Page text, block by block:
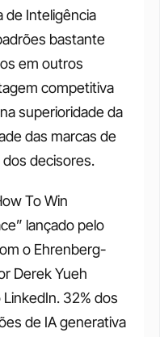
Inteligência
bastante
em outros
competitiva
superioridade da
das marcas de
decisores.
To Win
lançado pelo
o Ehrenberg-
Derek Yueh
32% dos
de IA generativa